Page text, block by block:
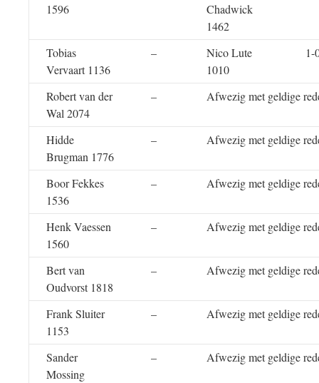
1596
Chadwick
1462
Tobias
Vervaart 1136
–
Nico Lute
1010
1-
Robert van der
Wal 2074
– Afwezig met geldige
Hidde
Brugman 1776
– Afwezig met geldige
Boor Fekkes
1536
– Afwezig met geldige
Henk Vaessen
1560
– Afwezig met geldige
Bert van
Oudvorst 1818
– Afwezig met geldige
Frank Sluiter
1153
– Afwezig met geldige
Sander
Mossing
– Afwezig met geldige